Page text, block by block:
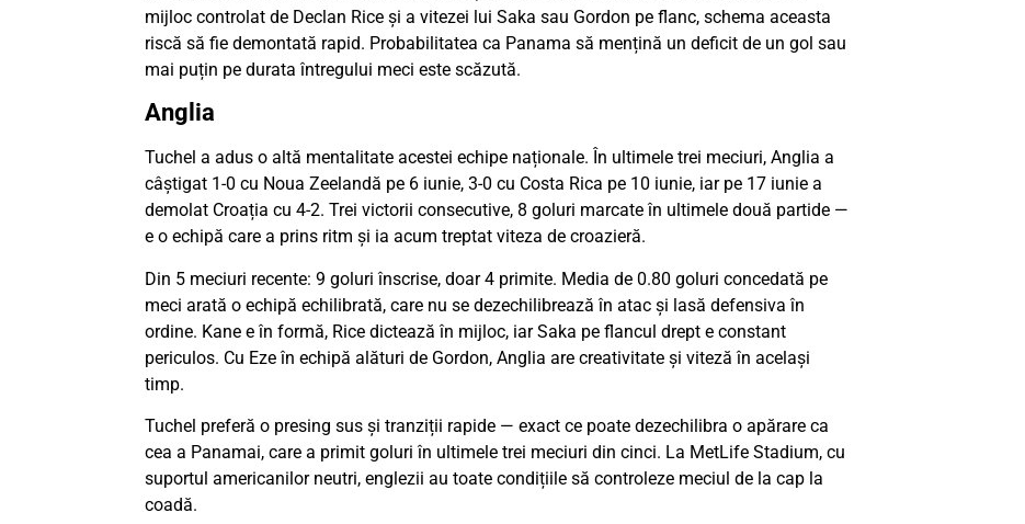
mijloc controlat de Declan Rice și a vitezei lui Saka sau Gordon pe flanc, schema aceasta
riscă să fie demontată rapid. Probabilitatea ca Panama să mențină un deficit de un gol sau
mai puțin pe durata întregului meci este scăzută.
Anglia
Tuchel a adus o altă mentalitate acestei echipe naționale. În ultimele trei meciuri, Anglia a
câștigat 1-0 cu Noua Zeelandă pe 6 iunie, 3-0 cu Costa Rica pe 10 iunie, iar pe 17 iunie a
demolat Croația cu 4-2. Trei victorii consecutive, 8 goluri marcate în ultimele două partide —
e o echipă care a prins ritm și ia acum treptat viteza de croazieră.
Din 5 meciuri recente: 9 goluri înscrise, doar 4 primite. Media de 0.80 goluri concedată pe
meci arată o echipă echilibrată, care nu se dezechilibrează în atac și lasă defensiva în
ordine. Kane e în formă, Rice dictează în mijloc, iar Saka pe flancul drept e constant
periculos. Cu Eze în echipă alături de Gordon, Anglia are creativitate și viteză în același
timp.
Tuchel preferă o presing sus și tranziții rapide — exact ce poate dezechilibra o apărare ca
cea a Panamai, care a primit goluri în ultimele trei meciuri din cinci. La MetLife Stadium, cu
suportul americanilor neutri, englezii au toate condițiile să controleze meciul de la cap la
coadă.